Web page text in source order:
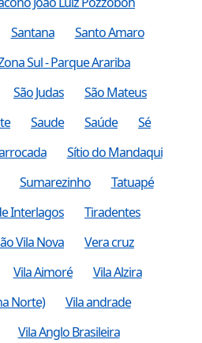
Santana
Santo Amaro
Sul - Parque Arariba
São Judas
São Mateus
Saude Saúde
Sé
Sítio do Mandaqui
Sumarezinho
Tatuapé
Interlagos
Tiradentes
Vila Nova
Vera cruz
Vila Aimoré
Vila Alzira
Norte)
Vila andrade
Vila Anglo Brasileira